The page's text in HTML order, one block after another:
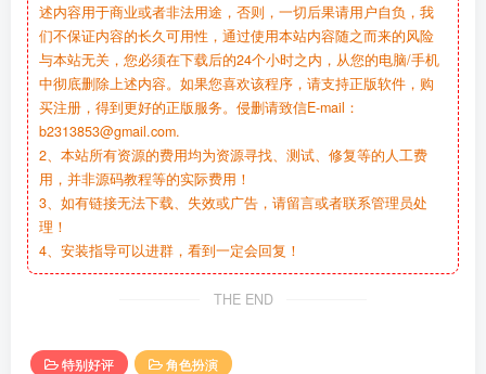
述内容用于商业或者非法用途，否则，一切后果请用户自负，我
们不保证内容的长久可用性，通过使用本站内容随之而来的风险
与本站无关，您必须在下载后的24个小时之内，从您的电脑/手机
中彻底删除上述内容。如果您喜欢该程序，请支持正版软件，购
买注册，得到更好的正版服务。侵删请致信E-mail：
b2313853@gmail.com.
2、本站所有资源的费用均为资源寻找、测试、修复等的人工费
用，并非源码教程等的实际费用！
3、如有链接无法下载、失效或广告，请留言或者联系管理员处
理！
4、安装指导可以进群，看到一定会回复！
THE END
特别好评
角色扮演